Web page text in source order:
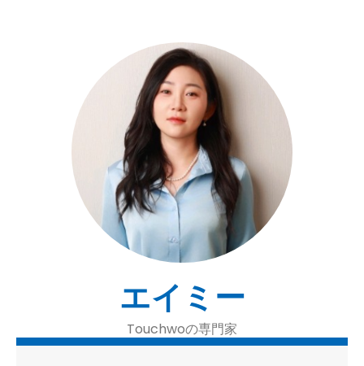
エイミー
Touchwoの専門家